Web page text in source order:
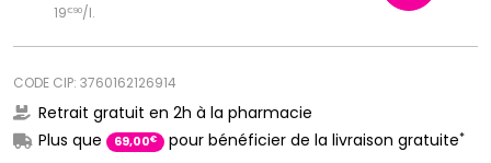
19€90/l.
CODE CIP: 3760162126914
Retrait gratuit en 2h à la pharmacie
Plus que
69,00€ pour bénéficier de la livraison gratuite*